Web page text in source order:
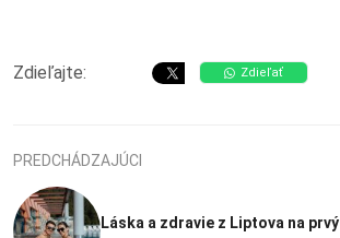
Zdieľajte: Zdieľať
PREDCHÁDZAJÚCI
Láska a zdravie z Liptova na prvý